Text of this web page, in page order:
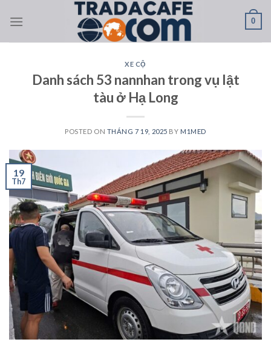
0
XE CỘ
Danh sách 53 nannhan trong vụ lật
tàu ở Hạ Long
POSTED ON THÁNG 7 19, 2025 BY M1MED
19
Th7